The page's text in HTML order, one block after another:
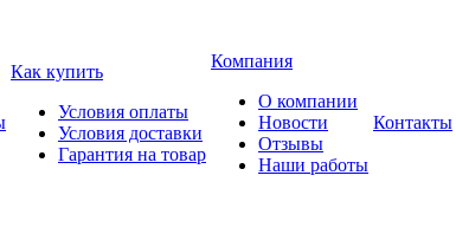
Как купить
Условия оплаты
Условия доставки
Гарантия на товар
Компания
О компании
Новости
Отзывы
Наши работы
Контакты